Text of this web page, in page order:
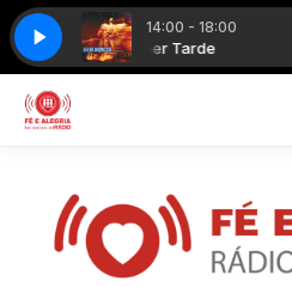
14:00 - 18:00
Super Tarde
Zelia Duncan - Alma